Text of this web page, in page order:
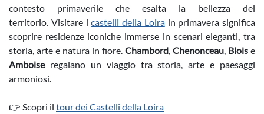
contesto primaverile che esalta la bellezza del
territorio. Visitare icastelli della Loirain primavera significa
scoprire residenze iconiche immerse in scenari eleganti, tra
storia, arte e natura in fiore. Chambord, Chenonceau, Blois e
Amboise regalano un viaggio tra storia, arte e paesaggi
armoniosi.
👉 Scopri il tour dei Castelli della Loira